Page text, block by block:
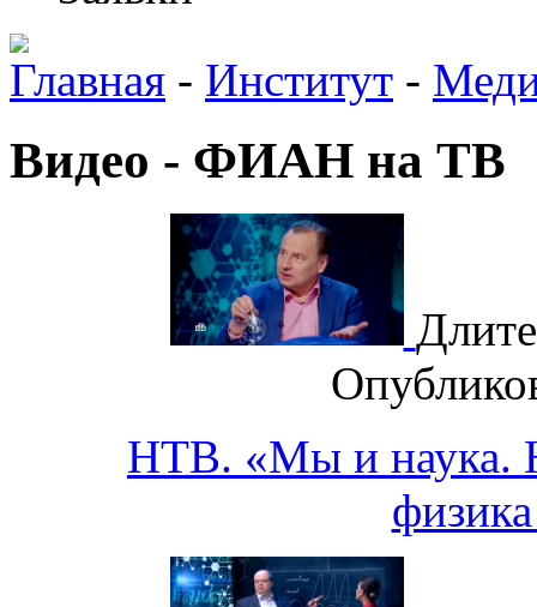
Главная - Институт -
Видео - ФИАН на ТВ
НТВ. «Мы и наука.